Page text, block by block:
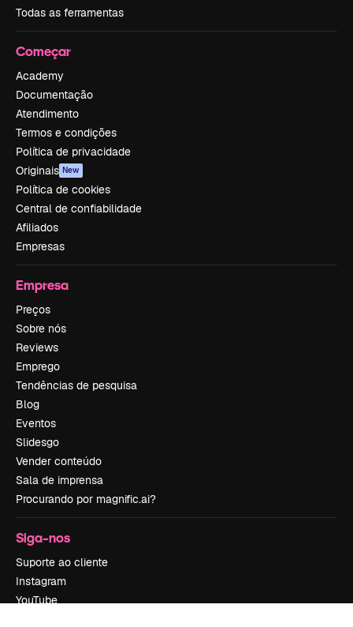
Todas as ferramentas
Começar
Academy
Documentação
Atendimento
Termos e condições
Política de privacidade
Originais New
Política de cookies
Central de confiabilidade
Afiliados
Empresas
Empresa
Preços
Sobre nós
Reviews
Emprego
Tendências de pesquisa
Blog
Eventos
Slidesgo
Vender conteúdo
Sala de imprensa
Procurando por magnific.ai?
Siga-nos
Suporte ao cliente
Instagram
YouTube